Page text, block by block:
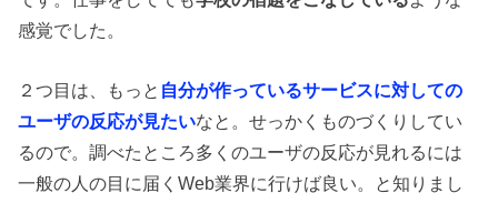
感覚でした。
２つ目は、もっと 自分が作っているサービスに対しての
ユーザの反応が見たいなと。せっかくものづくりしてい
るので。調べたところ多くのユーザの反応が見れるには
一般の人の目に届くWeb業界に行けば良い。と知りまし